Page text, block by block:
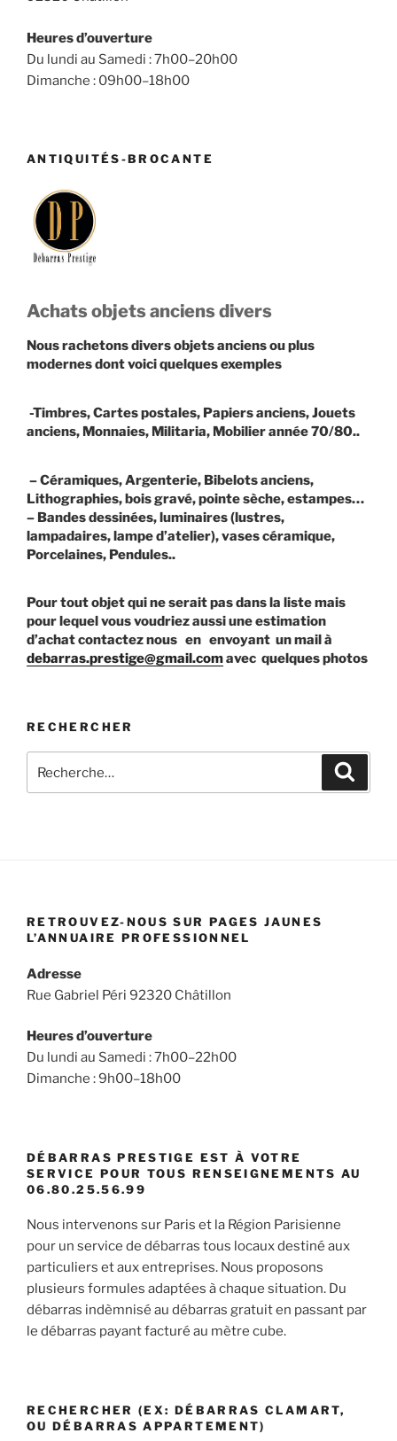
Heures d’ouverture
Du lundi au Samedi : 7h00–20h00
Dimanche : 09h00–18h00
ANTIQUITÉS-BROCANTE
Achats objets anciens divers
Nous rachetons divers objets anciens ou plus
modernes dont voici quelques exemples
-Timbres, Cartes postales, Papiers anciens, Jouets
anciens, Monnaies, Militaria, Mobilier année 70/80..
– Céramiques, Argenterie, Bibelots anciens,
Lithographies, bois gravé, pointe sèche, estampes…
– Bandes dessinées, luminaires (lustres,
lampadaires, lampe d’atelier), vases céramique,
Porcelaines, Pendules..
Pour tout objet qui ne serait pas dans la liste mais
pour lequel vous voudriez aussi une estimation
d’achat contactez nous en envoyant un mail à
debarras.prestige@gmail.comavec quelques photos
RECHERCHER
pour
RETROUVEZ-NOUS SUR PAGES JAUNES
L’ANNUAIRE PROFESSIONNEL
Adresse
Rue Gabriel Péri 92320 Châtillon
Heures d’ouverture
Du lundi au Samedi : 7h00–22h00
Dimanche : 9h00–18h00
DÉBARRAS PRESTIGE EST À VOTRE
SERVICE POUR TOUS RENSEIGNEMENTS AU
06.80.25.56.99
Nous intervenons sur Paris et la Région Parisienne
pour un service de débarras tous locaux destiné aux
particuliers et aux entreprises. Nous proposons
plusieurs formules adaptées à chaque situation. Du
débarras indèmnisé au débarras gratuit en passant par
le débarras payant facturé au mètre cube.
RECHERCHER (EX: DÉBARRAS CLAMART,
OU DÉBARRAS APPARTEMENT)